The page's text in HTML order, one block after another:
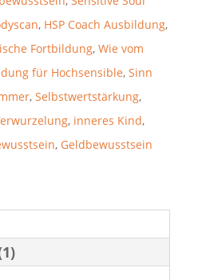
, HSP Coach Ausbildung,
Fortbildung, Wie vom
für Hochsensible, Sinn
, Selbstwertstärkung,
, inneres Kind,
, Geldbewusstsein